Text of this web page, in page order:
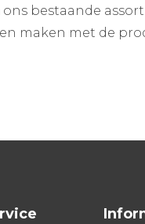
bestaande
maken met de